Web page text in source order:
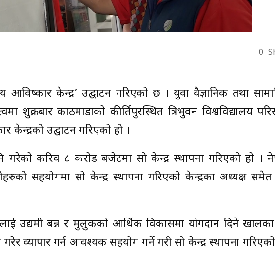
0
आविष्कार केन्द्र’ उद्घाटन गरिएको छ । युवा वैज्ञानिक तथा
शुक्रबार काठमाडौंको कीर्तिपुरस्थित त्रिभुवन विश्वविद्यालय
केन्द्रको उद्घाटन गरिएको हो ।
गरेको करिव ८ करोड बजेटमा सो केन्द्र स्थापना गरिएको हो ।
सहयोगमा सो केन्द्र स्थापना गरिएको केन्द्रका अध्यक्ष
उद्यमी बन्न र मुलुकको आर्थिक विकासमा योगदान दिने
गरेर व्यापार गर्न आवश्यक सहयोग गर्ने गरी सो केन्द्र स्थापना